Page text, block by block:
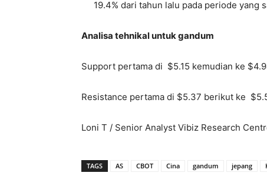
19.4% dari tahun lalu pada periode yang
Analisa tehnikal untuk gandum
Support pertama di $5.15 kemudian ke
Resistance pertama di $5.37 berikut ke
Loni T / Senior Analyst Vibiz Research
TAGS AS CBOT Cina gandum jepang